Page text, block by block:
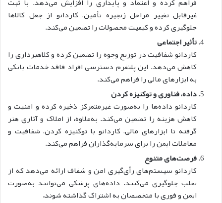
غیرقابل تغییر مراحل زنجیره تأمین، کاردانو از جعل کالاها
جلوگیری کرده و کیفیت محصولات را تضمین می‌کند.
تأثیر اجتماعی
کاردانو شفافیت در توزیع وجوه را تضمین کرده و کلاهبرداری را
کاهش می‌دهد. این پلتفرم دسترسی افراد فاقد خدمات بانکی
به ابزارهای مالی را فراهم می‌کند.
داده، فناوری و توکنیزه کردن
کاردانو داده‌ها را به‌صورت غیرمتمرکز ذخیره کرده و امنیت و
کاهش هزینه را تضمین می‌کند. به‌علاوه، از املاک و آثاری هنر
گرفته تا ابزارهای مالی، کاردانو با توکنیزه کردن، شفافیت و
معاملات ایمن را برای سرمایه‌گذاران فراهم می‌کند.
فرصت‌های متنوع
کاردانو سیستم‌های رأی‌گیری امن و شفاف ارائه می‌دهد که از
تقلب جلوگیری می‌کنند. داده‌های پزشکی می‌توانند به‌صورت
ایمن و فوری با متخصصان به اشتراک گذاشته شوند.